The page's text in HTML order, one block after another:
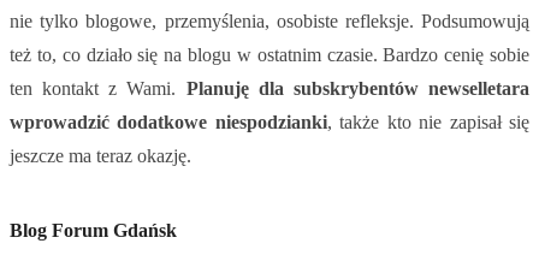
nie tylko blogowe, przemyślenia, osobiste refleksje. Podsumowują
też to, co działo się na blogu w ostatnim czasie. Bardzo cenię sobie
ten kontakt z Wami. Planuję dla subskrybentów newselletara
wprowadzić dodatkowe niespodzianki, także kto nie zapisał się
jeszcze ma teraz okazję.
Blog Forum Gdańsk